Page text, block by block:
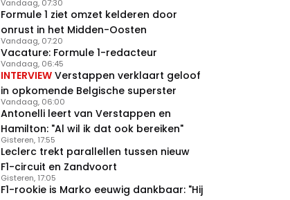
Formule 1 ziet omzet kelderen door
onrust in het Midden-Oosten
Vandaag, 07:30
Vacature: Formule 1-redacteur
Vandaag, 07:20
INTERVIEW Verstappen verklaart geloof
in opkomende Belgische superster
Vandaag, 06:45
Antonelli leert van Verstappen en
Hamilton: "Al wil ik dat ook bereiken"
Vandaag, 06:00
Leclerc trekt parallellen tussen nieuw
F1-circuit en Zandvoort
Gisteren, 17:55
F1-rookie is Marko eeuwig dankbaar: "Hij
Gisteren, 17:05